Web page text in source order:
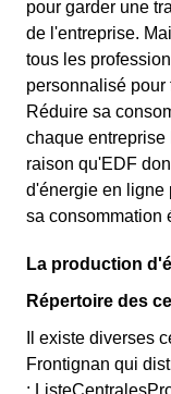
pour garder une
de l'entreprise.
tous les
personnalisé
Réduire sa
chaque entreprise
raison qu'EDF
d'énergie en ligne
sa consommation
La production
Répertoire des
Il existe diverses
Frontignan qui
: